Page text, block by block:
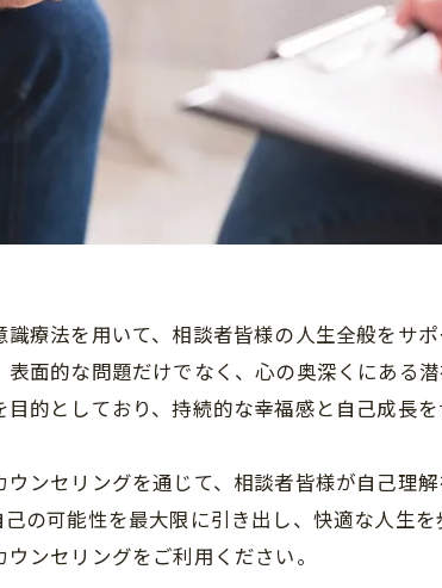
療法を用いて、相談者皆様の人生全般をサ
面的な問題だけでなく、心の奥深くにある
的としており、持続的な幸福感と自己成長を
ンセリングを通じて、相談者皆様が自己理
の可能性を最大限に引き出し、快適な人生
ンセリングをご利用ください。